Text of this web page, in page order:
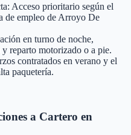
Acceso prioritario según el
de empleo de Arroyo De
en turno de noche,
reparto motorizado o a pie.
contratados en verano y el
paquetería.
a Cartero en